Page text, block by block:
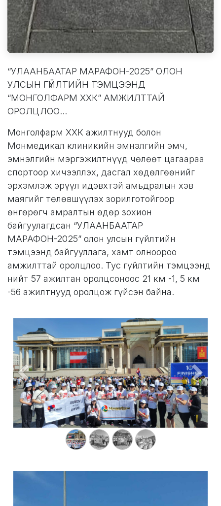
“УЛААНБААТАР МАРАФОН-2025” ОЛОН
УЛСЫН ГҮЙЛТИЙН ТЭМЦЭЭНД
“МОНГОЛФАРМ ХХК” АМЖИЛТТАЙ
ОРОЛЦЛОО...
Монголфарм ХХК ажилтнууд болон
Монмедикал клиникийн эмнэлгийн эмч,
эмнэлгийн мэргэжилтнүүд чөлөөт цагаараа
спортоор хичээллэх, дасгал хөдөлгөөнийг
эрхэмлэж эрүүл идэвхтэй амьдралын хэв
маягийг төлөвшүүлэх зорилготойгоор
өнгөрөгч амралтын өдөр зохион
байгуулагдсан “УЛААНБААТАР
МАРАФОН-2025” олон улсын гүйлтийн
тэмцээнд байгууллага, хамт олноороо
амжилттай оролцлоо. Тус гүйлтийн тэмцээнд
нийт 57 ажилтан оролцсоноос 21 км -1, 5 км
-56 ажилтнууд оролцож гүйсэн байна.
Өмнөх